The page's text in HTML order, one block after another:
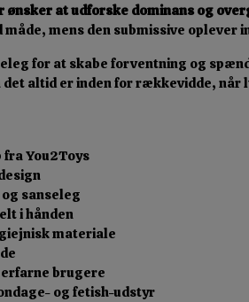
ønsker at udforske dominans og
mens den submissive
for at skabe forventning og
altid er inden for rækkevidde, når
You2Toys
sanseleg
i hånden
materiale
brugere
og fetish-udstyr